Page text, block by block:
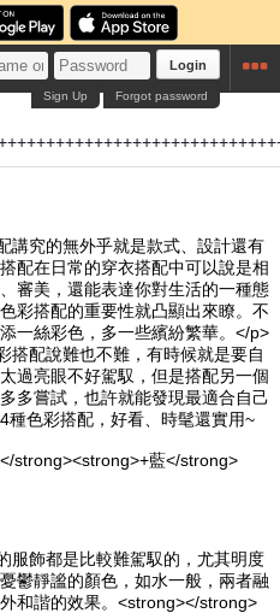
Login
Forgot password
Sign Up
講究的無外乎就是款式、設計還有
配在日常的穿衣搭配中可以說是相
審美，還能表達你對生活的一種態
彩搭配的重要性就凸顯出來瞭。不
一絲彩色，多一些繽紛繁華。</p>
搭配說難也不難，有時候就是要自
過亮眼不好駕馭，但是搭配另一個
多嘗試，也許就能發現最適合自己
種色彩搭配，好看、時髦還實用~
strong><strong>+藍</strong>
服飾都是比較難駕馭的，尤其明度
鬱靜謐的顏色，如水一般，兩者融
和諧的效果。<strong></strong>